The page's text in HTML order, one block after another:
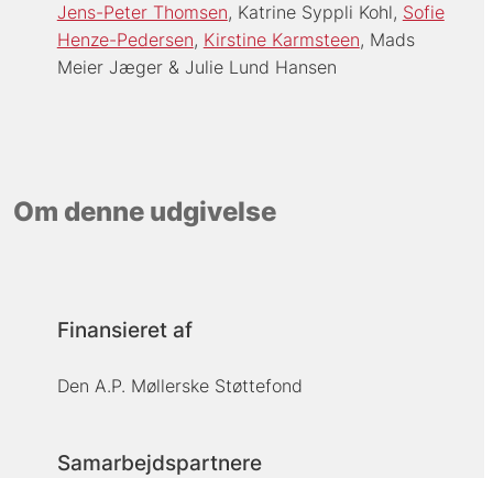
Jens-Peter Thomsen Katrine Syppli Kohl Sofie
Henze-Pedersen Kirstine Karmsteen Mads
Meier Jæger
Julie Lund Hansen
Om denne udgivelse
Finansieret af
Den A.P. Møllerske Støttefond
Samarbejdspartnere